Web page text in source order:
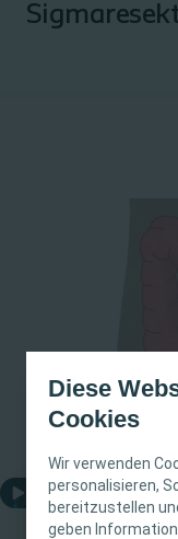
Diese
Cookies
Wir verwenden
personalisieren,
bereitzustellen
geben
Video abspielen
Endständiges Kolostoma